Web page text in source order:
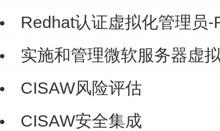
Redhat认证虚拟化管理员-
实施和管理微软服务器虚
CISAW风险评估
CISAW安全集成